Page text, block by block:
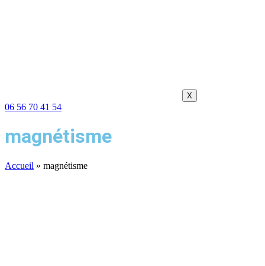
X
06 56 70 41 54
magnétisme
Accueil » magnétisme